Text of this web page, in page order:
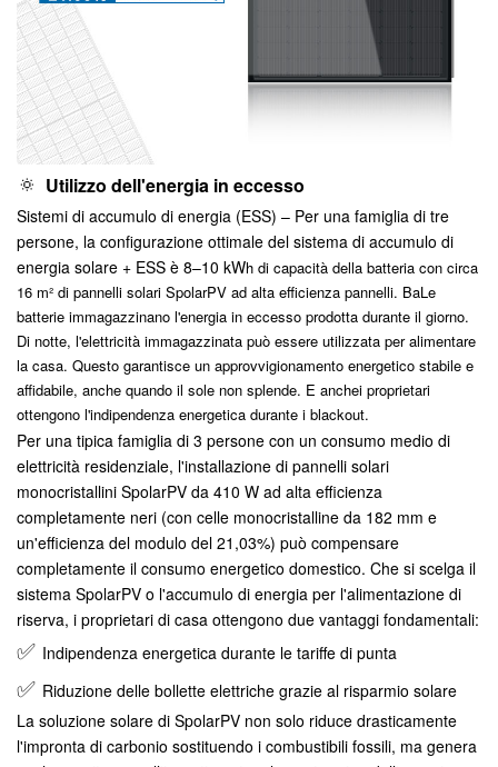
🔅 Utilizzo dell'energia in eccesso
Sistemi di accumulo di energia (ESS) – Per una famiglia di tre
persone, la configurazione ottimale del sistema di accumulo di
energia solare + ESS è 8–10 kWh di capacità della batteria con circa
16 m² di pannelli solari SpolarPV ad alta efficienza pannelli. BaLe
batterie immagazzinano l'energia in eccesso prodotta durante il giorno.
Di notte, l'elettricità immagazzinata può essere utilizzata per alimentare
la casa. Questo garantisce un approvvigionamento energetico stabile e
affidabile, anche quando il sole non splende. E anchei proprietari
ottengono l'indipendenza energetica durante i blackout.
Per una tipica famiglia di 3 persone con un consumo medio di
elettricità residenziale, l'installazione di pannelli solari
monocristallini SpolarPV da 410 W ad alta efficienza
completamente neri (con celle monocristalline da 182 mm e
un'efficienza del modulo del 21,03%) può compensare
completamente il consumo energetico domestico. Che si scelga il
sistema SpolarPV o l'accumulo di energia per l'alimentazione di
riserva, i proprietari di casa ottengono due vantaggi fondamentali:
✅ Indipendenza energetica durante le tariffe di punta
✅ Riduzione delle bollette elettriche grazie al risparmio solare
La soluzione solare di SpolarPV non solo riduce drasticamente
l'impronta di carbonio sostituendo i combustibili fossili, ma genera